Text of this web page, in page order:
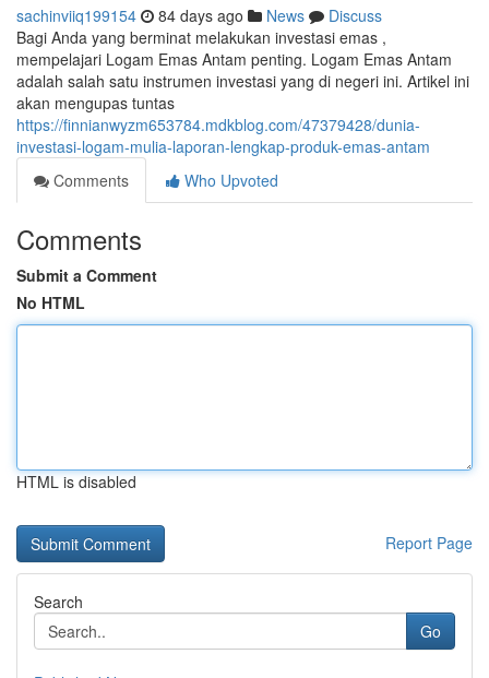
sachinviiq199154 84 days ago News
Discuss
Bagi Anda yang berminat melakukan investasi emas ,
mempelajari Logam Emas Antam penting. Logam Emas Antam
adalah salah satu instrumen investasi yang di negeri ini. Artikel ini
akan mengupas tuntas
https://finnianwyzm653784.mdkblog.com/47379428/dunia-
investasi-logam-mulia-laporan-lengkap-produk-emas-antam
Comments
Who Upvoted
Comments
Submit a Comment
No HTML
HTML is disabled
Report Page
Search
Go